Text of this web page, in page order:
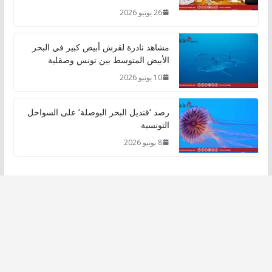
26 يونيو 2026
مشاهد نادرة لقرش أبيض كبير في البحر
الأبيض المتوسط بين تونس وصقلية
10 يونيو 2026
رصد ‘قنديل البحر البوصلة’ على السواحل
التونسية
8 يونيو 2026